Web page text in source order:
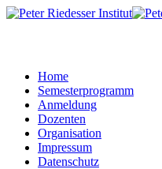
Home
Semesterprogramm
Anmeldung
Dozenten
Organisation
Impressum
Datenschutz